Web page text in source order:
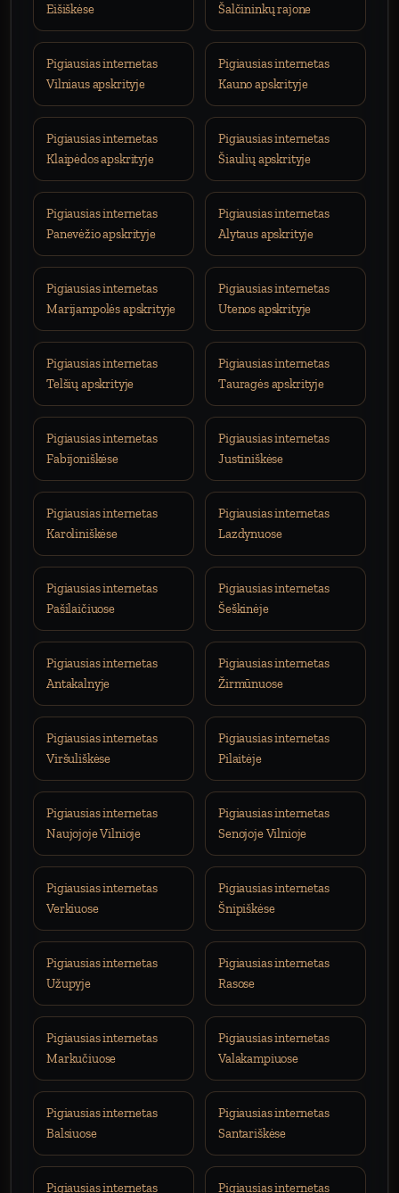
Eišiškėse
Šalčininkų rajone
Pigiausias internetas
Vilniaus apskrityje
Pigiausias internetas
Kauno apskrityje
Pigiausias internetas
Klaipėdos apskrityje
Pigiausias internetas
Šiaulių apskrityje
Pigiausias internetas
Panevėžio apskrityje
Pigiausias internetas
Alytaus apskrityje
Pigiausias internetas
Marijampolės apskrityje
Pigiausias internetas
Utenos apskrityje
Pigiausias internetas
Telšių apskrityje
Pigiausias internetas
Tauragės apskrityje
Pigiausias internetas
Fabijoniškėse
Pigiausias internetas
Justiniškėse
Pigiausias internetas
Karoliniškėse
Pigiausias internetas
Lazdynuose
Pigiausias internetas
Pašilaičiuose
Pigiausias internetas
Šeškinėje
Pigiausias internetas
Antakalnyje
Pigiausias internetas
Žirmūnuose
Pigiausias internetas
Viršuliškėse
Pigiausias internetas
Pilaitėje
Pigiausias internetas
Naujojoje Vilnioje
Pigiausias internetas
Senojoje Vilnioje
Pigiausias internetas
Verkiuose
Pigiausias internetas
Šnipiškėse
Pigiausias internetas
Užupyje
Pigiausias internetas
Rasose
Pigiausias internetas
Markučiuose
Pigiausias internetas
Valakampiuose
Pigiausias internetas
Balsiuose
Pigiausias internetas
Santariškėse
Pigiausias internetas Pigiausias internetas